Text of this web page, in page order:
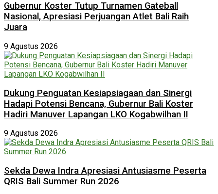
Gubernur Koster Tutup Turnamen Gateball
Nasional, Apresiasi Perjuangan Atlet Bali Raih
Juara
9 Agustus 2026
Dukung Penguatan Kesiapsiagaan dan Sinergi
Hadapi Potensi Bencana, Gubernur Bali Koster
Hadiri Manuver Lapangan LKO Kogabwilhan II
9 Agustus 2026
Sekda Dewa Indra Apresiasi Antusiasme Peserta
QRIS Bali Summer Run 2026